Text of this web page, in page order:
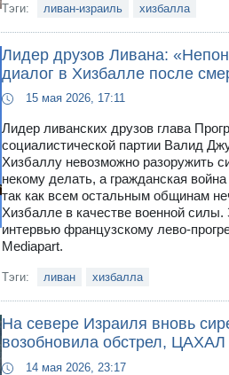
Тэги: ливан-израиль хизбалла
Лидер друзов Ливана:
диалог в Хизбалле после
15 мая 2026, 17:11
Лидер ливанских друзов глава
социалистической партии Валид
Хизбаллу невозможно разоружить
некому делать, а гражданская
так как всем остальным общинам
Хизбалле в качестве военной силы.
интервью французскому лево-
Mediapart.
Тэги: ливан хизбалла
На севере Израиля вновь
возобновила обстрел, ЦАХАЛ
14 мая 2026, 23:17